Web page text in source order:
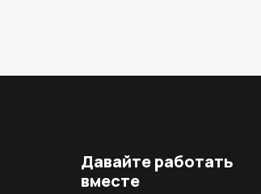
Давайте работать
вместе